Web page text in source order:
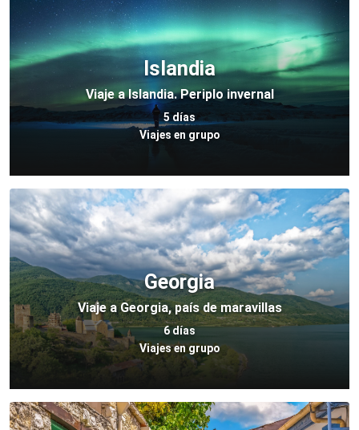
Islandia
Viaje a Islandia. Periplo invernal
5 días
Viajes en grupo
Georgia
Viaje a Georgia, país de maravillas
6 días
Viajes en grupo